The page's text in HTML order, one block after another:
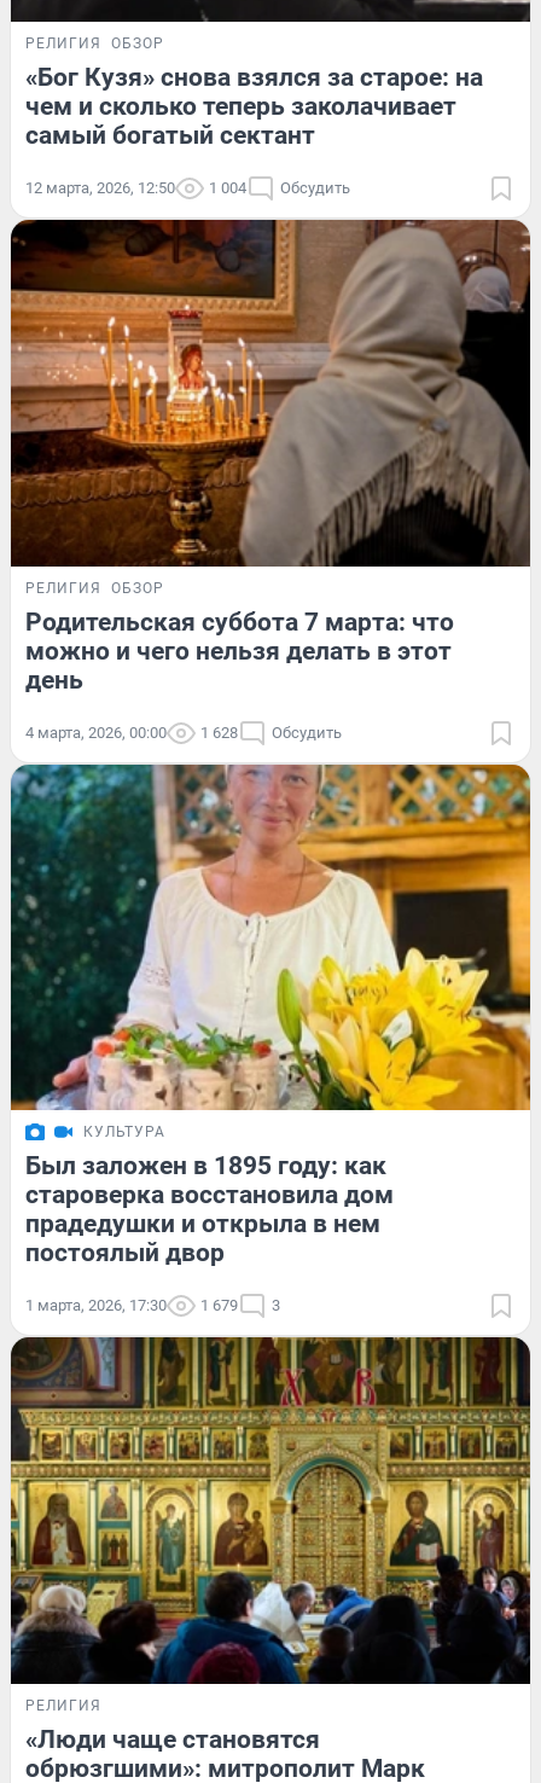
РЕЛИГИЯ ОБЗОР
«Бог Кузя» снова взялся за старое: на
чем и сколько теперь заколачивает
самый богатый сектант
12 марта, 2026, 12:50 1 004 Обсудить
РЕЛИГИЯ ОБЗОР
Родительская суббота 7 марта: что
можно и чего нельзя делать в этот
день
4 марта, 2026, 00:00 1 628 Обсудить
КУЛЬТУРА
Был заложен в 1895 году: как
староверка восстановила дом
прадедушки и открыла в нем
постоялый двор
1 марта, 2026, 17:30 1 679 3
РЕЛИГИЯ
«Люди чаще становятся
обрюзгшими»: митрополит Марк